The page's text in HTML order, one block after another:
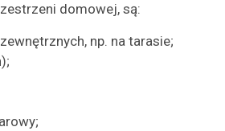
domowej, są:
np. na tarasie;